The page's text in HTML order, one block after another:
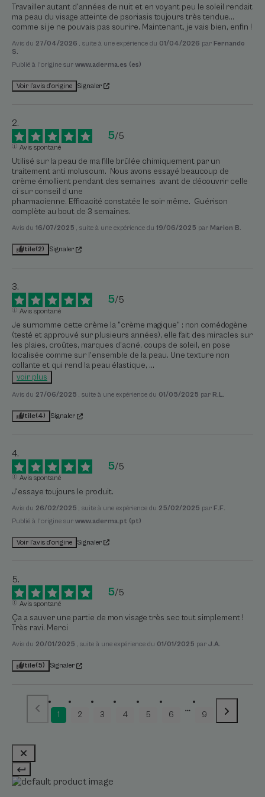
Travailler autant d'années de nuit et en voyant peu le soleil rendait
ma peau du visage atteinte de psoriasis toujours très tendue...
comme si je ne pouvais pas sourire. Maintenant, je vais bien, enfin !
Avis du 27/04/2026 , suite à une expérience du 01/04/2026 par Fernando
S.
Publié à l'origine sur www.aderma.es (es)
Voir l’avis d’origine Signaler
5/5
Avis spontané
Utilisé sur la peau de ma fille brûlée chimiquement par un
traitement anti moluscum.  Nous avons essayé beaucoup de
crème émollient pendant des semaines  avant de découvrir celle
ci sur conseil d une
pharmacienne. Efficacité constatée le soir même.  Guérison
complète au bout de 3 semaines.
Avis du 16/07/2025 , suite à une expérience du 19/06/2025 par Marion B.
Utile(2) Signaler
5/5
Avis spontané
Je surnomme cette crème la "crème magique" : non comédogène
(testé et approuvé sur plusieurs années), elle fait des miracles sur
les plaies, croûtes, marques d'acné, coups de soleil, en pose
localisée comme sur l'ensemble de la peau. Une texture non
collante et qui rend la peau élastique, ...
voir plus
Avis du 27/06/2025 , suite à une expérience du 01/05/2025 par R.L.
Utile(4) Signaler
5/5
Avis spontané
J'essaye toujours le produit.
Avis du 26/02/2025 , suite à une expérience du 25/02/2025 par F.F.
Publié à l'origine sur www.aderma.pt (pt)
Voir l’avis d’origine Signaler
5/5
Avis spontané
Ça a sauver une partie de mon visage très sec tout simplement !
Très ravi. Merci
Avis du 20/01/2025 , suite à une expérience du 01/01/2025 par J.A.
Utile(5) Signaler
1 2 3 4 5 6 9